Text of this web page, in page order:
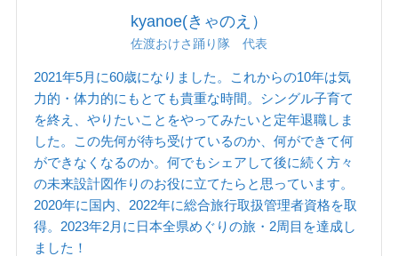
kyanoe(きゃのえ）
佐渡おけさ踊り隊 代表
2021年5月に60歳になりました。これからの10年は気
力的・体力的にもとても貴重な時間。シングル子育て
を終え、やりたいことをやってみたいと定年退職しま
した。この先何が待ち受けているのか、何ができて何
ができなくなるのか。何でもシェアして後に続く方々
の未来設計図作りのお役に立てたらと思っています。
2020年に国内、2022年に総合旅行取扱管理者資格を取
得。2023年2月に日本全県めぐりの旅・2周目を達成し
ました！